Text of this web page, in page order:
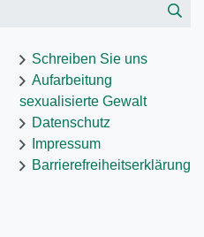
Schreiben Sie uns
Aufarbeitung
sexualisierte Gewalt
Datenschutz
Impressum
Barrierefreiheitserklärung